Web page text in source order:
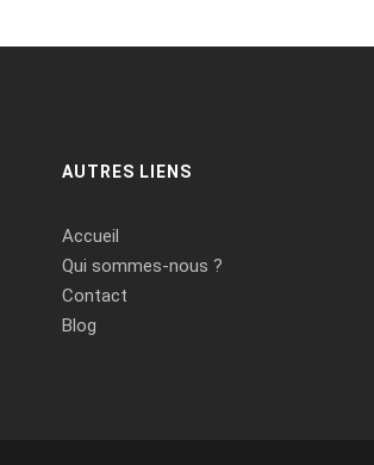
AUTRES LIENS
Accueil
Qui sommes-nous ?
Contact
Blog